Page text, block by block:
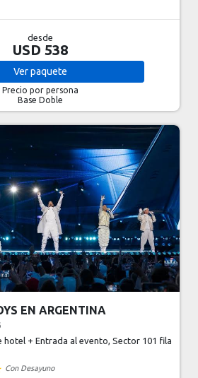
desde
USD 538
Verpaquete
Precio por persona
Base Doble
EN ARGENTINA
hotel + Entrada al evento, Sector 101 fila
Con Desayuno